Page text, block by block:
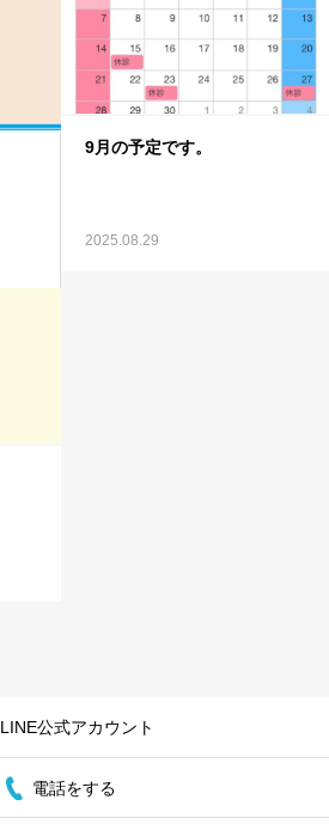
9月の予定です。
2025.08.29
LINE公式アカウント
電話をする